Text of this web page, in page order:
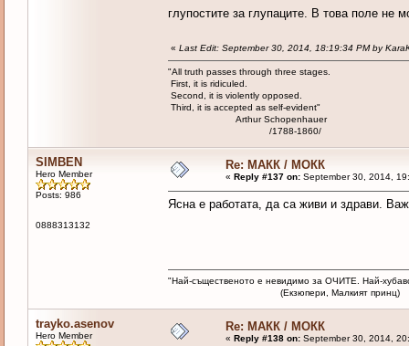
глупостите за глупаците. В това поле
« Last Edit: September 30, 2014, 18:19:34 PM by
"All truth passes through three stages.
First, it is ridiculed.
Second, it is violently opposed.
Third, it is accepted as self-evident"
Arthur Schopenhauer
/1788-1860/
SIMBEN
Hero Member
Posts: 986
0888313132
Re: МАКК / МОКК
« Reply #137 on:September 30, 2014,
Ясна е работата, да са живи и здрави.
"Най-същественото е невидимо за ОЧИТЕ. Най-
(Екзюпери, Малкият принц)
trayko.asenov
Hero Member
Re: МАКК / МОКК
« Reply #138 on:September 30, 2014,